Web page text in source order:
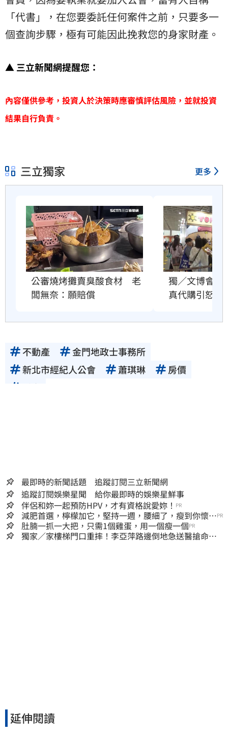
「代書」，在您要委託任何案件之前，只要多一
個查詢步驟，極有可能因此挽救您的身家財產。
▲ 三立新聞網提醒您：
內容僅供參考，投資人於決策時應審慎評估風險，並就投資
結果自行負責。
三立獨家 更多
公審燒烤攤賣臭酸食材　老
闆無奈：願賠償
獨／文博會爆
真代購引怒火
不動產
金門地政士事務所
新北市經紀人公會
蕭琪琳
房價
房市
最即時的新聞話題 追蹤訂閱三立新聞網
追蹤訂閱娛樂星聞 給你最即時的娛樂星鮮事
伴侶和妳一起預防HPV，才有資格說愛妳！ PR
減肥首選，檸檬加它，堅持一週，腰細了，瘦到你懷疑
人生
PR
肚腩一抓一大把，只需1個雞蛋，用一個瘦一個PR
獨家／家樓梯門口重摔！李亞萍路邊倒地急送醫搶命
延伸閱讀